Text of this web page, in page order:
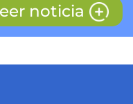
noticia